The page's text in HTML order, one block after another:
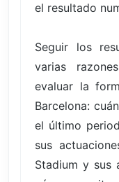
el resultado
Seguir los
varias
evaluar la
Barcelona:
el último
sus
Stadium y sus